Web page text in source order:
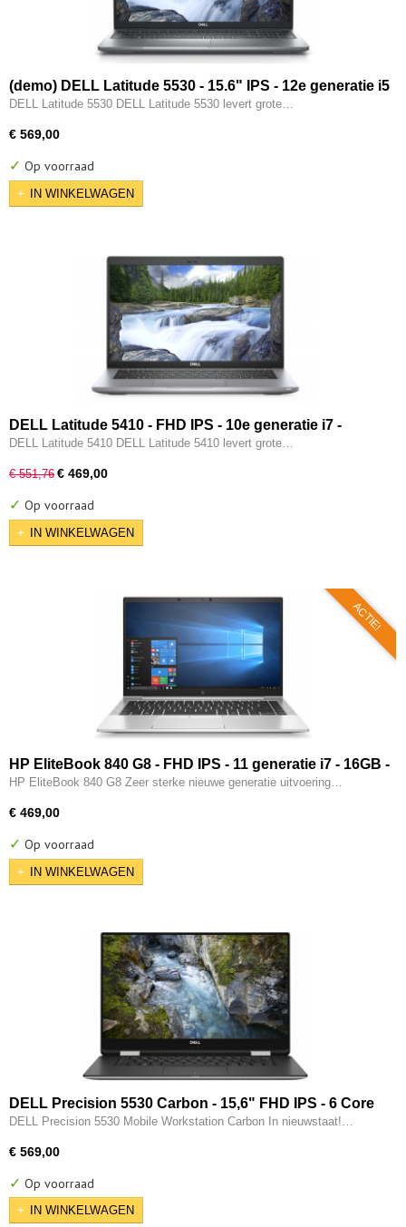
(demo) DELL Latitude 5530 - 15.6" IPS - 12e generatie i5
- 10-CORE - 16GB - 512GB M.2 NVMe - 12e gen Intel UHD
DELL Latitude 5530 DELL Latitude 5530 levert grote…
€ 569,00
✓ Op voorraad
IN WINKELWAGEN
DELL Latitude 5410 - FHD IPS - 10e generatie i7 -
16GB - 512GB SSD - Intel UHD - Thunderbold - HDMI -
DELL Latitude 5410 DELL Latitude 5410 levert grote…
€ 551,76 € 469,00
✓ Op voorraad
IN WINKELWAGEN
ACTIE!
HP EliteBook 840 G8 - FHD IPS - 11 generatie i7 - 16GB -
512GB SSD - 2x Type-C - Intel IRIS Xe - W11 Pro
HP EliteBook 840 G8 Zeer sterke nieuwe generatie uitvoering…
€ 469,00
✓ Op voorraad
IN WINKELWAGEN
DELL Precision 5530 Carbon - 15,6" FHD IPS - 6 Core
- 8e generatie i7 - 32GB - 512GB SSD - Thunderbolt -
DELL Precision 5530 Mobile Workstation Carbon In nieuwstaat!…
€ 569,00
✓ Op voorraad
IN WINKELWAGEN